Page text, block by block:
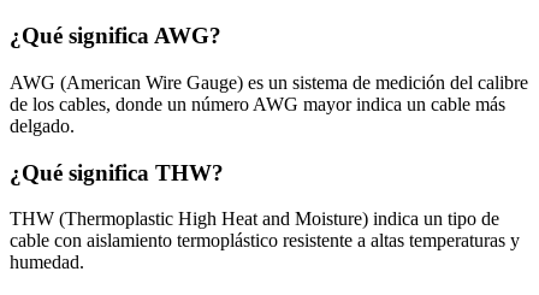
¿Qué significa AWG?
AWG (American Wire Gauge) es un sistema de medición del calibre
de los cables, donde un número AWG mayor indica un cable más
delgado.
¿Qué significa THW?
THW (Thermoplastic High Heat and Moisture) indica un tipo de
cable con aislamiento termoplástico resistente a altas temperaturas y
humedad.